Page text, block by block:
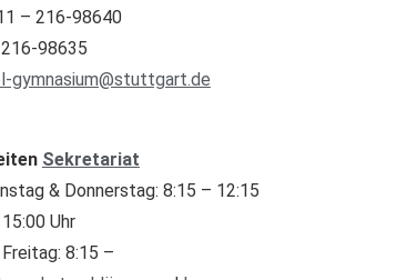
– 216-98640
98635
gymnasium@stuttgart.de
Sekretariat
& Donnerstag: 8:15 – 12:15
Uhr
8:15 –